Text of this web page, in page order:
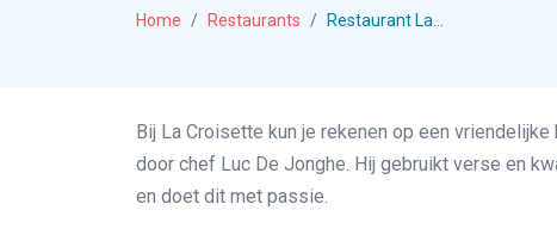
Home Restaurants Restaurant La…
Bij La Croisette kun je rekenen op een
door chef Luc De Jonghe. Hij gebruikt verse en
en doet dit met passie.